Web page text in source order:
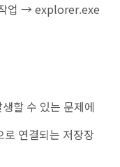
업 → explorer.exe
할 수 있는 문제에
연결되는 저장장